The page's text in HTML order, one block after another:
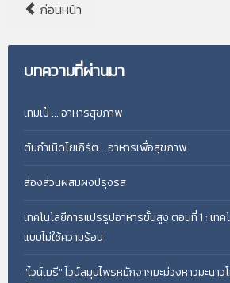
ก่อนหน้า
บทความที่ผ่านมา
เทมเป้ ... อาหารสุขภาพ
ต้นกำเนิดโยเกิร์ต... อาหารเพื่อสุขภาพ
ส่องส่วนผสมผงปรุงรส
เทคโนโลยีการแปรรูปอาหารขั้นสูง ตอนที่ 1 : เท
แบบไม่ใช้ความร้อน
"ไวน์เมรี" ไวน์สมุนไพรหมักจากมะม่วงหาวมะนา